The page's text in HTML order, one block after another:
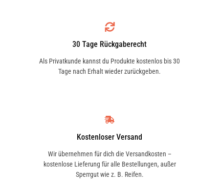
30 Tage Rückgaberecht
Als Privatkunde kannst du Produkte kostenlos bis 30
Tage nach Erhalt wieder zurückgeben.
Kostenloser Versand
Wir übernehmen für dich die Versandkosten –
kostenlose Lieferung für alle Bestellungen, außer
Sperrgut wie z. B. Reifen.